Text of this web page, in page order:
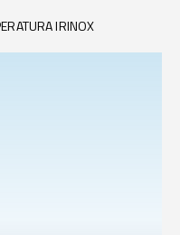
IRINOX